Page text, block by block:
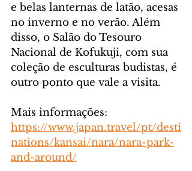
e belas lanternas de latão, acesas
no inverno e no verão. Além
disso, o Salão do Tesouro
Nacional de Kofukuji, com sua
coleção de esculturas budistas, é
outro ponto que vale a visita.
Mais informações:
https://www.japan.travel/pt/desti
nations/kansai/nara/nara-park-
and-around/